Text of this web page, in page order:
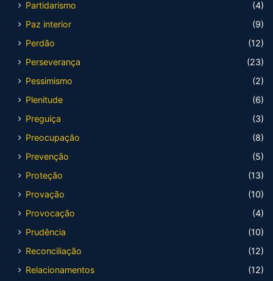
Partidarismo
(4)
Paz interior
(9)
Perdão
(12)
Perseverança
(23)
Pessimismo
(2)
Plenitude
(6)
Preguiça
(3)
Preocupação
(8)
Prevenção
(5)
Proteção
(13)
Provação
(10)
Provocação
(4)
Prudência
(10)
Reconciliação
(12)
Relacionamentos
(12)